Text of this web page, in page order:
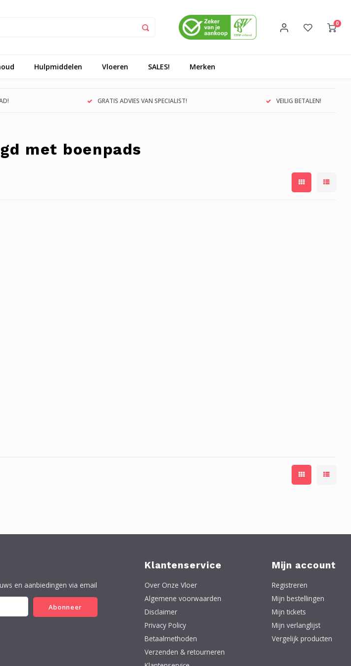
0
Hulpmiddelen Vloeren SALES! Merken
GRATIS ADVIES VAN SPECIALIST! VEILIG BETALEN!
met boenpads
en aanbiedingen via email
Abonneer
Klantenservice
Over Onze Vloer
Algemene voorwaarden
Disclaimer
Privacy Policy
Betaalmethoden
Verzenden & retourneren
Mijn account
Registreren
Mijn bestellingen
Mijn tickets
Mijn verlanglijst
Vergelijk producten